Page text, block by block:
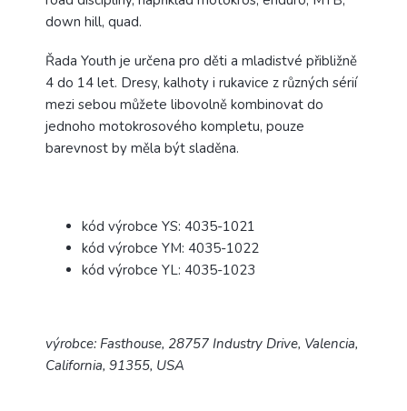
down hill, quad.
Řada Youth je určena pro děti a mladistvé přibližně
4 do 14 let. Dresy, kalhoty i rukavice z různých sérií
mezi sebou můžete libovolně kombinovat do
jednoho motokrosového kompletu, pouze
barevnost by měla být sladěna.
kód výrobce YS: 4035-1021
kód výrobce YM: 4035-1022
kód výrobce YL: 4035-1023
výrobce: Fasthouse, 28757 Industry Drive, Valencia,
California, 91355, USA